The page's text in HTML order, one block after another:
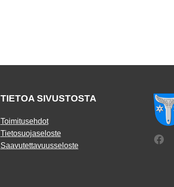
TIETOA SIVUSTOSTA
Toimitusehdot
Tietosuojaseloste
Saavutettavuusseloste